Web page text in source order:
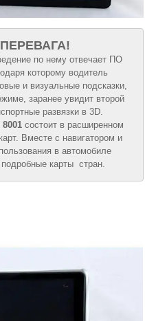
по нему отвечает ПО
которому водитель
и визуальные подсказки,
заранее увидит второй
развязки в 3D.
8001 состоит в расширенном
Вместе с навигатором и
в автомобиле
карты стран.